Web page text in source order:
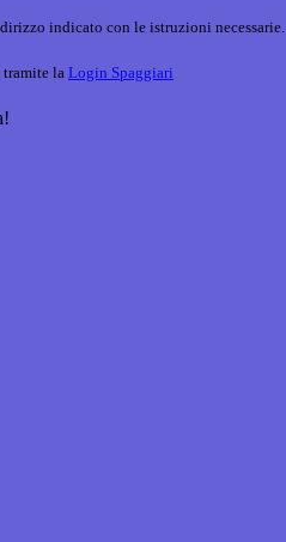
indicato con le istruzioni necessarie.
tramite la Login Spaggiari